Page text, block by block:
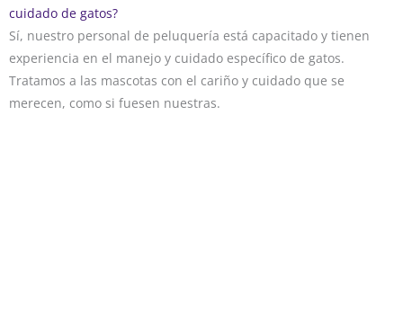
cuidado de gatos?
Sí, nuestro personal de peluquería está capacitado y tienen
experiencia en el manejo y cuidado específico de gatos.
Tratamos a las mascotas con el cariño y cuidado que se
merecen, como si fuesen nuestras.